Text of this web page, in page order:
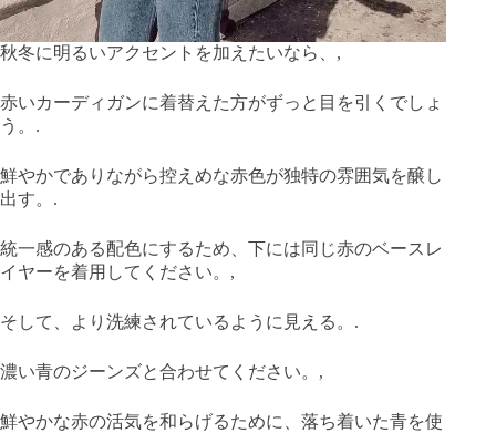
秋冬に明るいアクセントを加えたいなら、,
赤いカーディガンに着替えた方がずっと目を引くでしょ
う。.
鮮やかでありながら控えめな赤色が独特の雰囲気を醸し
出す。.
統一感のある配色にするため、下には同じ赤のベースレ
イヤーを着用してください。,
そして、より洗練されているように見える。.
濃い青のジーンズと合わせてください。,
鮮やかな赤の活気を和らげるために、落ち着いた青を使